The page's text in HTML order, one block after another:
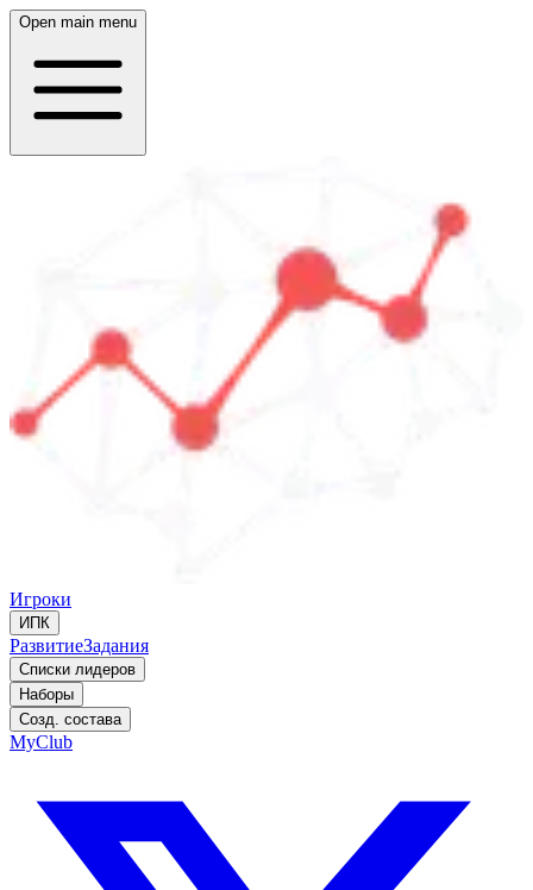
Open main menu
Игроки
ИПК
РазвитиеЗадания
Списки лидеров
Наборы
Созд. состава
MyClub